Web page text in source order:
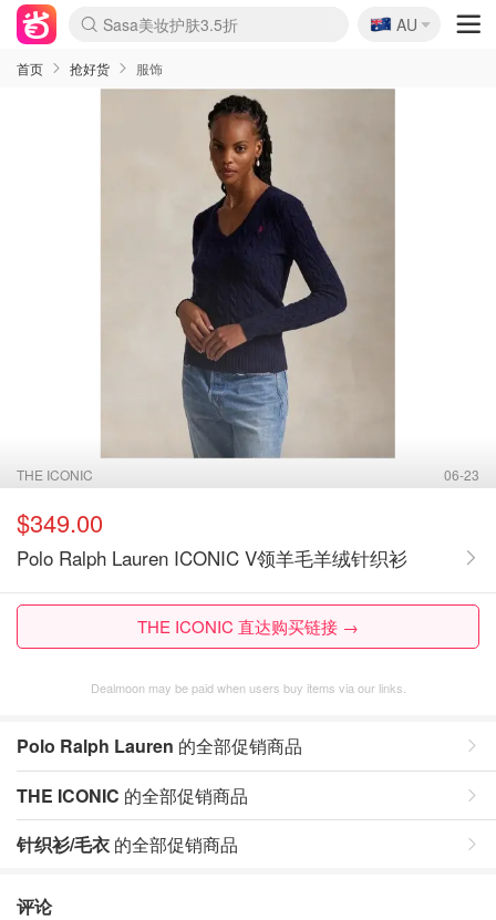
lululemon折扣上新
Sasa美妆护肤3.5折
SSENSE年中3折
FreshBeauty好价汇总
Cettire降价+叠9折
Farfetch折上8折
WWS Coles超市实拍
viagogo二手票捡漏
Myer清仓1折起
The Outnet奢牌1折起
David Jones 3折起
Flannels大牌1折
Perfumes Club护肤1折
AMIRO返校季6.2折
Oweek抽奖送Airpods
Amazon折扣汇总
eToro入金$200送$50
Amazon数码好物
ICONIC本周7.5折
ThedoubleF高奢地板价
Moose Knuckles 6折
丝芙兰5折起
EUFY官网3.7折起
Selenichast首饰2折
Trip机票酒店促销
YSL送5件彩妆礼
Amazon家居好物
BIGBANG巡演开票
David Jones时尚3折
Amazon美妆护肤
雅漾大喷$8
过敏原检测盒$33
伊索独家赠50ml沐浴露
科颜氏清仓3折
SEALIFE海洋馆门票6折
丝塔芙大白罐$16
订阅Newsletter送香薰
Cult Beauty 6.8折
Harrods圣诞日历2.3折
LN-CC奢牌私促3折
d'Alba空姐喷雾$16
EVE LOM套装逆天2折
Bernardelli独家4折
Adore Beauty 6折起
CT圣诞日历
Mytheresa奢品2.7折
Luxury Escapes 9折
Currentbody美容仪9折
卡诗9折+赠4件礼
MOON Garden Live
ALLSAINTS美衣3折
Roborock扫地机3.7折
Tingo Life水杯$24
Valentino官网5折
🇦🇺
AU
首页 抢好货 服饰
THE ICONIC 06-23
$349.00
Polo Ralph Lauren ICONIC V领羊毛羊绒针织衫
THE ICONIC 直达购买链接 →
Dealmoon may be paid when users buy items via our links.
Polo Ralph Lauren 的全部促销商品
THE ICONIC 的全部促销商品
针织衫/毛衣 的全部促销商品
评论